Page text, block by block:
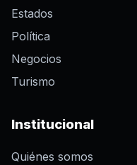
Estados
Política
Negocios
Turismo
Institucional
Quiénes somos